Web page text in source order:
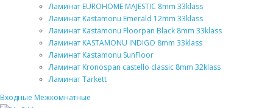
Ламинат EUROHOME MAJESTIC 8mm 33klass
Ламинат Kastamonu Emerald 12mm 33klass
Ламинат Kastamonu Floorpan Black 8mm 33klass
Ламинат KASTAMONU INDIGO 8mm 33klass
Ламинат Kastamonu SunFloor
Ламинат Kronospan castello classic 8mm 32klass
Ламинат Tarkett
Входные Межкомнатные